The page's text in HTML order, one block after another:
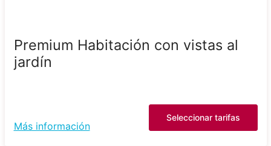
Premium Habitación con vistas al
jardín
Más información
Seleccionar tarifas